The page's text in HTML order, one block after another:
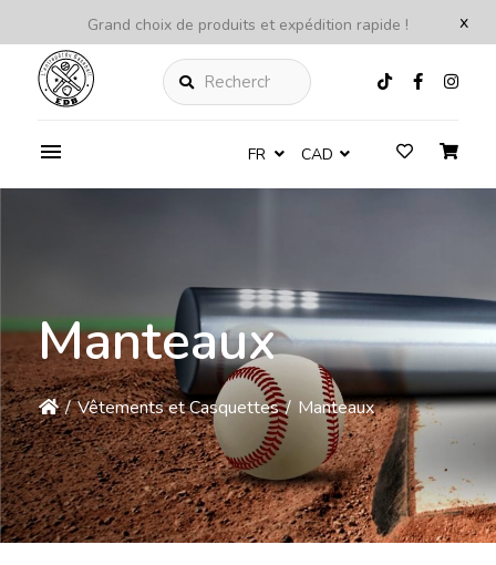
x
Grand choix de produits et expédition rapide !
Rechercher
FR CAD
Manteaux
/ Vêtements et Casquettes / Manteaux